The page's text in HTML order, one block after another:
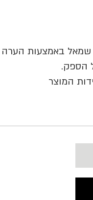
שמאל באמצעות הערה
הספק.